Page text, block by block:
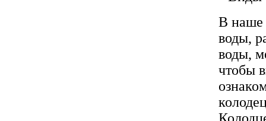
В наше
воды,
воды,
чтобы